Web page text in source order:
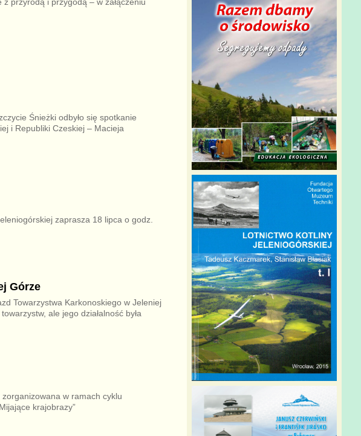
Śnieżki odbyło się spotkanie
i Republiki Czeskiej – Macieja
zaprasza 18 lipca o godz.
Górze
Towarzystwa Karkonoskiego w Jeleniej
ale jego działalność była
w ramach cyklu
krajobrazy”